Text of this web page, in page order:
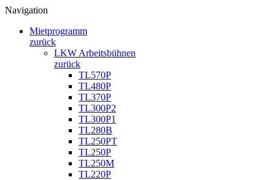
Navigation
Mietprogramm
zurück
LKW Arbeitsbühnen
zurück
TL570P
TL480P
TL370P
TL300P2
TL300P1
TL280B
TL250PT
TL250P
TL250M
TL220P